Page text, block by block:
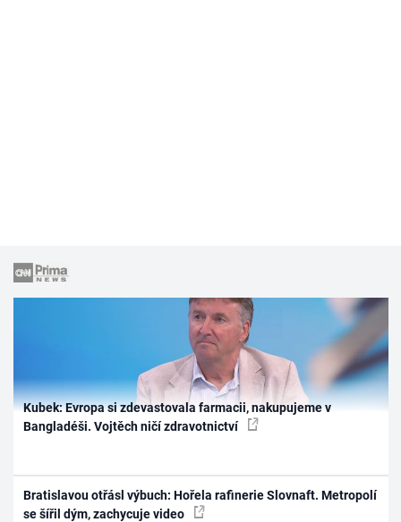
Kubek: Evropa si zdevastovala farmacii, nakupujeme v
Bangladéši. Vojtěch ničí zdravotnictví
Bratislavou otřásl výbuch: Hořela rafinerie Slovnaft. Metropolí
se šířil dým, zachycuje video